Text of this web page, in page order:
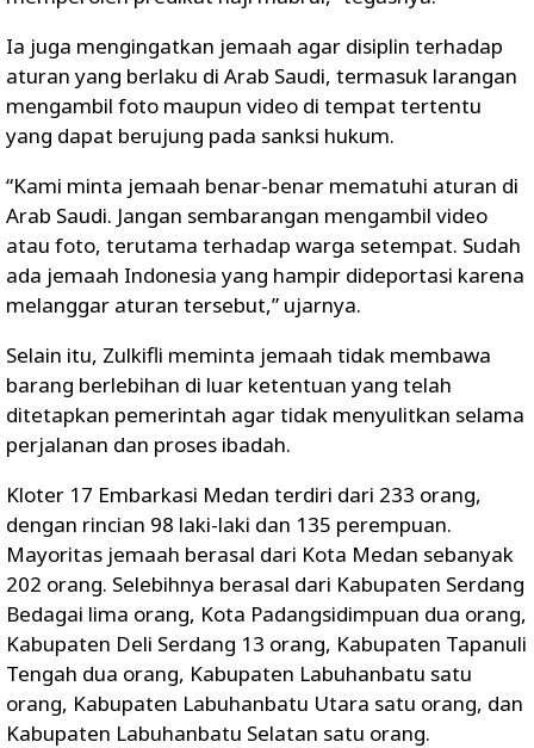
Ia juga mengingatkan jemaah agar disiplin terhadap
aturan yang berlaku di Arab Saudi, termasuk larangan
mengambil foto maupun video di tempat tertentu
yang dapat berujung pada sanksi hukum.
“Kami minta jemaah benar-benar mematuhi aturan di
Arab Saudi. Jangan sembarangan mengambil video
atau foto, terutama terhadap warga setempat. Sudah
ada jemaah Indonesia yang hampir dideportasi karena
melanggar aturan tersebut,” ujarnya.
Selain itu, Zulkifli meminta jemaah tidak membawa
barang berlebihan di luar ketentuan yang telah
ditetapkan pemerintah agar tidak menyulitkan selama
perjalanan dan proses ibadah.
Kloter 17 Embarkasi Medan terdiri dari 233 orang,
dengan rincian 98 laki-laki dan 135 perempuan.
Mayoritas jemaah berasal dari Kota Medan sebanyak
202 orang. Selebihnya berasal dari Kabupaten Serdang
Bedagai lima orang, Kota Padangsidimpuan dua orang,
Kabupaten Deli Serdang 13 orang, Kabupaten Tapanuli
Tengah dua orang, Kabupaten Labuhanbatu satu
orang, Kabupaten Labuhanbatu Utara satu orang, dan
Kabupaten Labuhanbatu Selatan satu orang.